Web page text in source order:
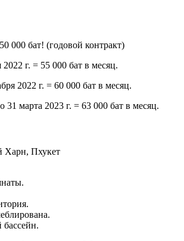
000 бат! (годовой контракт)
2022 г. = 55 000 бат в месяц.
2022 г. = 60 000 бат в месяц.
31 марта 2023 г. = 63 000 бат в месяц.
Харн, Пхукет